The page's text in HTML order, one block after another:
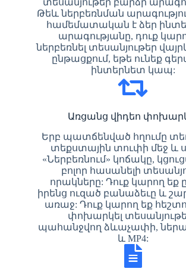
տեսանյութեր բարձր
Թեև ներբեռնման
համեմատական ​​է ձեր
արագությանը, դուք
ներբեռնել տեսանյութեր
ընթացքում, եթե ունեք
ինտերնետ կապ:
Առցանց վիդեո
Երբ պատճենված հղումը
տեքստային տուփի մեջ և
«Ներբեռնում» կոճակը,
բոլոր հասանելի
որակները: Դուք կարող եք
իրենց ուզած բանաձեւը և
առաջ: Դուք կարող եք
փոխարկել
պահանջվող ձևաչափի,
և MP4: